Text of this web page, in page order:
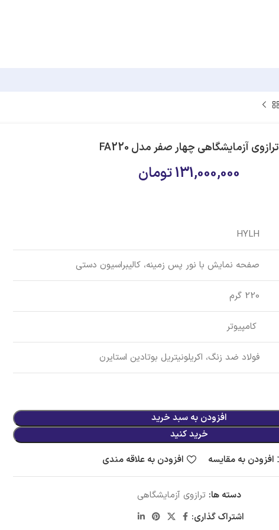
ترازوی آزمایشگاهی چهار صفر مدل FA220
131,000,000تومان
HYLH
صفحه نمایش با نور پس زمینه، کالیبراسیون دستی
220 گرم
کامپیوتر
فولاد ضد زنگ، اکریلونیتریل بوتادین استایرن
افزودن به سبد خرید
خرید کنید
افزودن به مقایسه
افزودن به علاقه مندی
دسته ها: ترازوی آزمایشگاهی
اشتراک گذاری: